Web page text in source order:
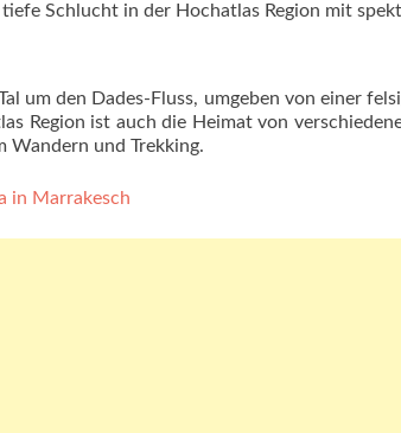
Schlucht in der Hochatlas Region mit
um den Dades-Fluss, umgeben von einer
Region ist auch die Heimat von
Wandern und Trekking.
in Marrakesch